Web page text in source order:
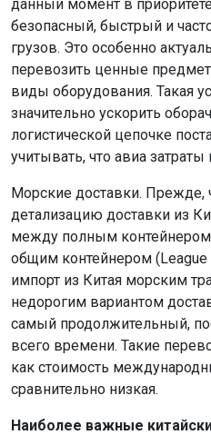
данный момент в
безопасный, быстрый и
грузов. Это особенно
перевозить ценные
виды оборудования. Такая
значительно ускорить
логистической цепочке
учитывать, что авиа
Морские доставки. Прежде,
детализацию доставки из
между полным контейнером
общим контейнером
импорт из Китая морским
недорогим вариантом
самый продолжительный,
всего времени. Такие
как стоимость
сравнительно низкая.
Наиболее важные